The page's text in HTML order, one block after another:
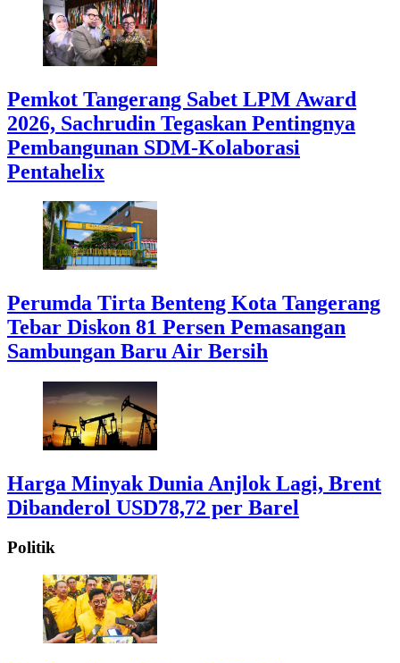
Pemkot Tangerang Sabet LPM Award
2026, Sachrudin Tegaskan Pentingnya
Pembangunan SDM-Kolaborasi
Pentahelix
Perumda Tirta Benteng Kota Tangerang
Tebar Diskon 81 Persen Pemasangan
Sambungan Baru Air Bersih
Harga Minyak Dunia Anjlok Lagi, Brent
Dibanderol USD78,72 per Barel
Politik